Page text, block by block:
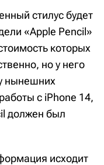
стилус будет
«Apple Pencil»
которых
но у него
нынешних
с iPhone 14,
должен был
исходит